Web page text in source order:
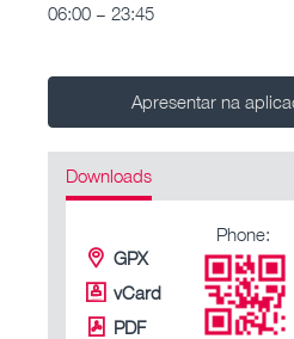
06:00 – 23:45
Apresentar na
Downloads
GPX
vCard
PDF
Phone: